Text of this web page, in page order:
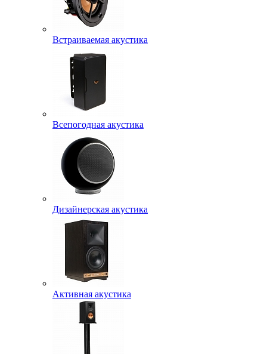
Встраиваемая акустика
Всепогодная акустика
Дизайнерская акустика
Активная акустика